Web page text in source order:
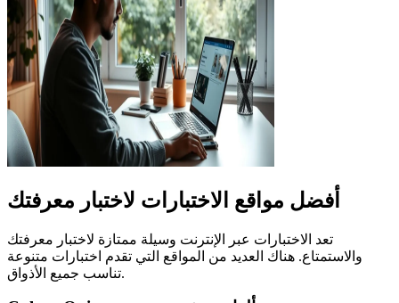
أفضل مواقع الاختبارات لاختبار معرفتك
تعد الاختبارات عبر الإنترنت وسيلة ممتازة لاختبار معرفتك
والاستمتاع. هناك العديد من المواقع التي تقدم اختبارات متنوعة
تناسب جميع الأذواق.